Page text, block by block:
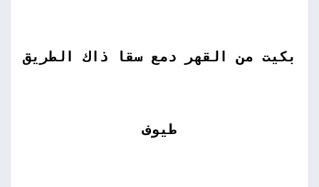
بكيت من القهر دمع سقا ذاك الطريق
طيوف